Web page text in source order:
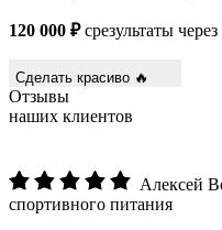
120 000 ₽срезультаты
Сделать красиво 🔥
Отзывы
наших клиентов
Алексей
спортивного питания